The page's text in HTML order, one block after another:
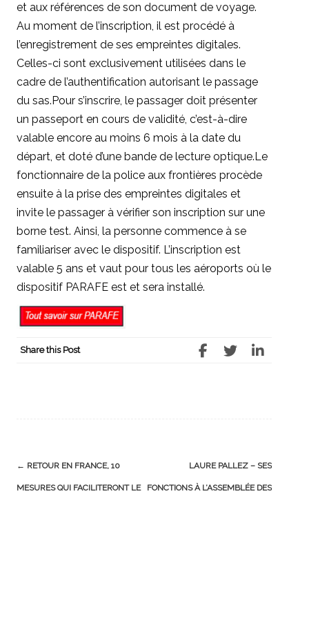
et aux références de son document de voyage.
Au moment de l’inscription, il est procédé à
l’enregistrement de ses empreintes digitales.
Celles-ci sont exclusivement utilisées dans le
cadre de l’authentification autorisant le passage
du sas.Pour s’inscrire, le passager doit présenter
un passeport en cours de validité, c’est-à-dire
valable encore au moins 6 mois à la date du
départ, et doté d’une bande de lecture optique.Le
fonctionnaire de la police aux frontières procède
ensuite à la prise des empreintes digitales et
invite le passager à vérifier son inscription sur une
borne test. Ainsi, la personne commence à se
familiariser avec le dispositif. L’inscription est
valable 5 ans et vaut pour tous les aéroports où le
dispositif PARAFE est et sera installé.
Share this Post
Post
navigation
← RETOUR EN FRANCE, 10
MESURES QUI FACILITERONT LE
LAURE PALLEZ – SES
FONCTIONS À L’ASSEMBLÉE DES